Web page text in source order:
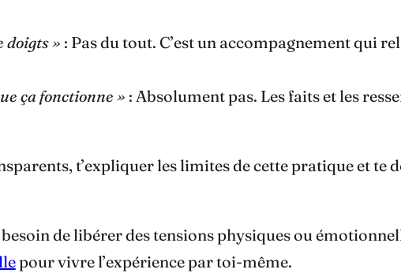
doigts » : Pas du tout. C’est un accompagnement qui
ça fonctionne » : Absolument pas. Les faits et les
t’expliquer les limites de cette pratique et
besoin de libérer des tensions physiques ou
pour vivre l’expérience par toi-même.